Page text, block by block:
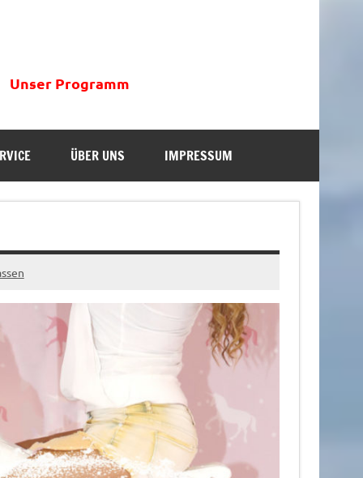
Unser Programm
ÜBER UNS IMPRESSUM